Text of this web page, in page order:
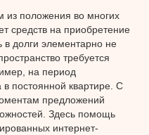
из положения во многих
средств на приобретение
в долги элементарно не
требуется
на период
постоянной квартире. С
предложений
Здесь помощь
интернет-